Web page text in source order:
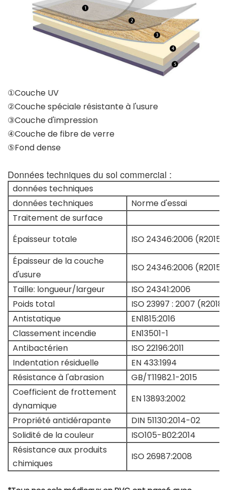
①Couche UV
②Couche spéciale résistante à l'usure
③Couche d'impression
④Couche de fibre de verre
⑤Fond dense
Données techniques du sol commercial :
données techniques
données techniques
Norme d'essai
Traitement de surface
Épaisseur totale
ISO 24346:2006 (R2015)
Épaisseur de la couche
d'usure
ISO 24346:2006 (R2015)
Taille: longueur/largeur
ISO 24341:2006
Poids total
ISO 23997 : 2007 (R2018)
Antistatique
EN1815:2016
Classement incendie
EN13501-1
Antibactérien
ISO 22196:2011
Indentation résiduelle
EN 433:1994
Résistance à l'abrasion
GB/T11982.1-2015
Coefficient de frottement
dynamique
EN 13893:2002
Propriété antidérapante
DIN 51130:2014-02
Solidité de la couleur
ISO105-B02:2014
Résistance aux produits
chimiques
ISO 26987:2008